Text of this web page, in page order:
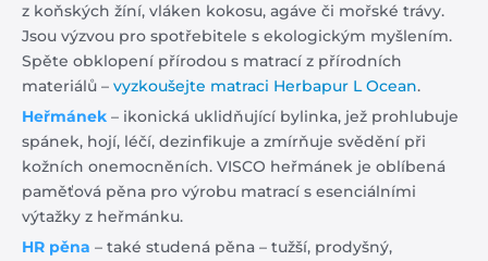
z koňských žíní, vláken kokosu, agáve či mořské trávy.
Jsou výzvou pro spotřebitele s ekologickým myšlením.
Spěte obklopení přírodou s matrací z přírodních
materiálů – vyzkoušejte matraci Herbapur L Ocean.
Heřmánek – ikonická uklidňující bylinka, jež prohlubuje
spánek, hojí, léčí, dezinfikuje a zmírňuje svědění při
kožních onemocněních. VISCO heřmánek je oblíbená
paměťová pěna pro výrobu matrací s esenciálními
výtažky z heřmánku.
HR pěna – také studená pěna – tužší, prodyšný,